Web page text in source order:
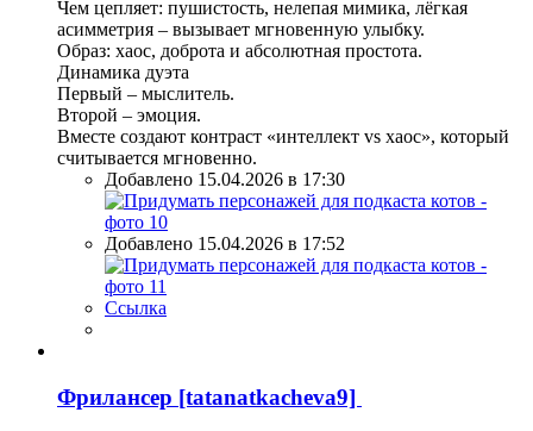
Чем цепляет: пушистость, нелепая мимика, лёгкая
асимметрия – вызывает мгновенную улыбку.
Образ: хаос, доброта и абсолютная простота.
Динамика дуэта
Первый – мыслитель.
Второй – эмоция.
Вместе создают контраст «интеллект vs хаос», который
считывается мгновенно.
Добавлено 15.04.2026 в 17:30
Добавлено 15.04.2026 в 17:52
Ссылка
Фрилансер [tatanatkacheva9]